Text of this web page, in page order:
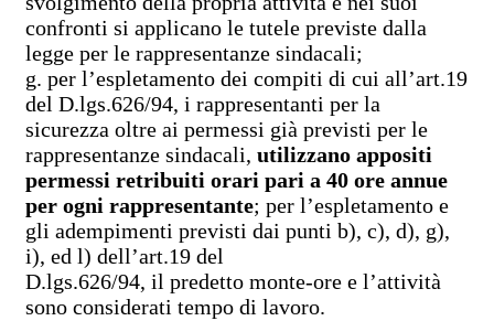
confronti si applicano le tutele previste dalla
legge per le rappresentanze sindacali;
g. per l’espletamento dei compiti di cui all’art.19
del D.lgs.626/94, i rappresentanti per la
sicurezza oltre ai permessi già previsti per le
rappresentanze sindacali, utilizzano appositi
permessi retribuiti orari pari a 40 ore annue
per ogni rappresentante; per l’espletamento e
gli adempimenti previsti dai punti b), c), d), g),
i), ed l) dell’art.19 del
D.lgs.626/94, il predetto monte-ore e l’attività
sono considerati tempo di lavoro.